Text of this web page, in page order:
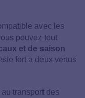
avec les
pouvez tout
et de saison
fort a deux vertus
au transport des